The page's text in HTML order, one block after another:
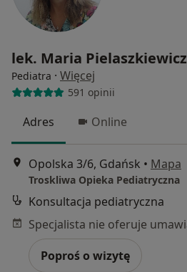
lek. Maria Pielaszkiewicz
Pediatra · Więcej
591 opinii
Adres Online
Opolska 3/6, Gdańsk • Mapa
Troskliwa Opieka Pediatryczna
Konsultacja pediatryczna
Poproś o wizytę